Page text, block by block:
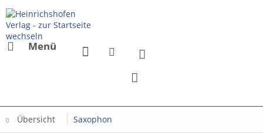
Menü
Übersicht Saxophon